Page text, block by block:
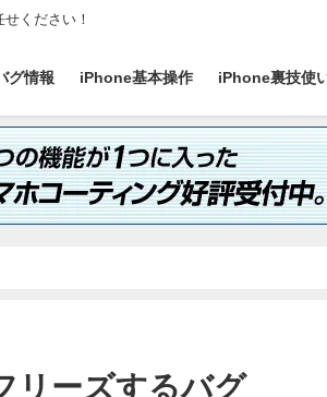
ください！
グ情報 iPhone基本操作 iPhone裏技使
リーズするバグ